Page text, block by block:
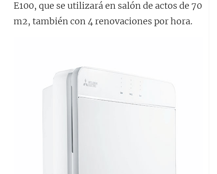
E100, que se utilizará en salón de actos de 70
m2, también con 4 renovaciones por hora.